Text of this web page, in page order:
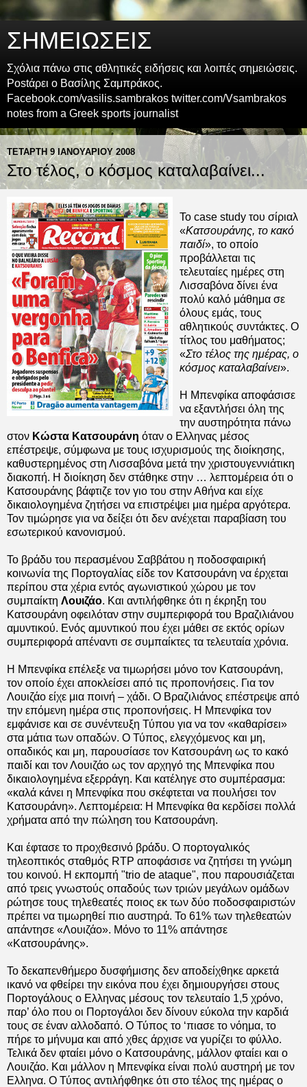
ΣΗΜΕΙΩΣΕΙΣ
Σχόλια πάνω στις αθλητικές ειδήσεις και λοιπές σημειώσεις.
Postάρει ο Βασίλης Σαμπράκος.
Facebook.com/vasilis.sambrakos twitter.com/Vsambrakos
notes from a Greek sports journalist
ΤΕΤΆΡΤΗ 9 ΙΑΝΟΥΑΡΊΟΥ 2008
Στο τέλος, ο κόσμος καταλαβαίνει...
Το case study του σίριαλ
«Κατσουράνης, το κακό
παιδί», το οποίο
προβάλλεται τις
τελευταίες ημέρες στη
Λισσαβόνα δίνει ένα
πολύ καλό μάθημα σε
όλους εμάς, τους
αθλητικούς συντάκτες. Ο
τίτλος του μαθήματος;
«Στο τέλος της ημέρας, ο
κόσμος καταλαβαίνει».
Η Μπενφίκα αποφάσισε
να εξαντλήσει όλη της
την αυστηρότητα πάνω
στον Κώστα Κατσουράνη όταν ο Ελληνας μέσος
επέστρεψε, σύμφωνα με τους ισχυρισμούς της διοίκησης,
καθυστερημένος στη Λισσαβόνα μετά την χριστουγεννιάτικη
διακοπή. Η διοίκηση δεν στάθηκε στην … λεπτομέρεια ότι ο
Κατσουράνης βάφτιζε τον γιο του στην Αθήνα και είχε
δικαιολογημένα ζητήσει να επιστρέψει μια ημέρα αργότερα.
Τον τιμώρησε για να δείξει ότι δεν ανέχεται παραβίαση του
εσωτερικού κανονισμού.
Το βράδυ του περασμένου Σαββάτου η ποδοσφαιρική
κοινωνία της Πορτογαλίας είδε τον Κατσουράνη να έρχεται
περίπου στα χέρια εντός αγωνιστικού χώρου με τον
συμπαίκτη Λουιζάο. Και αντιλήφθηκε ότι η έκρηξη του
Κατσουράνη οφειλόταν στην συμπεριφορά του Βραζιλιάνου
αμυντικού. Ενός αμυντικού που έχει μάθει σε εκτός ορίων
συμπεριφορά απέναντι σε συμπαίκτες τα τελευταία χρόνια.
Η Μπενφίκα επέλεξε να τιμωρήσει μόνο τον Κατσουράνη,
τον οποίο έχει αποκλείσει από τις προπονήσεις. Για τον
Λουιζάο είχε μια ποινή – χάδι. Ο Βραζιλιάνος επέστρεψε από
την επόμενη ημέρα στις προπονήσεις. Η Μπενφίκα τον
εμφάνισε και σε συνέντευξη Τύπου για να τον «καθαρίσει»
στα μάτια των οπαδών. Ο Τύπος, ελεγχόμενος και μη,
οπαδικός και μη, παρουσίασε τον Κατσουράνη ως το κακό
παιδί και τον Λουιζάο ως τον αρχηγό της Μπενφίκα που
δικαιολογημένα εξερράγη. Και κατέληγε στο συμπέρασμα:
«καλά κάνει η Μπενφίκα που σκέφτεται να πουλήσει τον
Κατσουράνη». Λεπτομέρεια: Η Μπενφίκα θα κερδίσει πολλά
χρήματα από την πώληση του Κατσουράνη.
Και έφτασε το προχθεσινό βράδυ. Ο πορτογαλικός
τηλεοπτικός σταθμός RTP αποφάσισε να ζητήσει τη γνώμη
του κοινού. Η εκπομπή "trio de ataque", που παρουσιάζεται
από τρεις γνωστούς οπαδούς των τριών μεγάλων ομάδων
ρώτησε τους τηλεθεατές ποιος εκ των δύο ποδοσφαιριστών
πρέπει να τιμωρηθεί πιο αυστηρά. Το 61% των τηλεθεατών
απάντησε «Λουιζάο». Μόνο το 11% απάντησε
«Κατσουράνης».
Το δεκαπενθήμερο δυσφήμισης δεν αποδείχθηκε αρκετά
ικανό να φθείρει την εικόνα που έχει δημιουργήσει στους
Πορτογάλους ο Ελληνας μέσους τον τελευταίο 1,5 χρόνο,
παρ’ όλο που οι Πορτογάλοι δεν δίνουν εύκολα την καρδιά
τους σε έναν αλλοδαπό. Ο Τύπος το ‘πιασε το νόημα, το
πήρε το μήνυμα και από χθες άρχισε να γυρίζει το φύλλο.
Τελικά δεν φταίει μόνο ο Κατσουράνης, μάλλον φταίει και ο
Λουιζάο. Και μάλλον η Μπενφίκα είναι πολύ αυστηρή με τον
Ελληνα. Ο Τύπος αντιλήφθηκε ότι στο τέλος της ημέρας ο